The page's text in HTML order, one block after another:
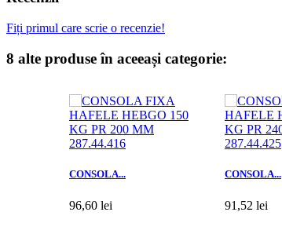
Fiți primul care scrie o recenzie!
8 alte produse în aceeași categorie:
CONSOLA...
96,60 lei
CONSOLA...
91,52 lei